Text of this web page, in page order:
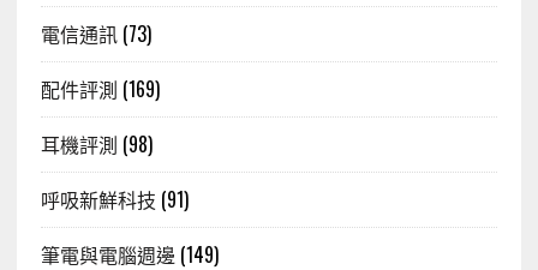
電信通訊(73)
配件評測 (169)
耳機評測 (98)
呼吸新鮮科技 (91)
筆電與電腦週邊 (149)